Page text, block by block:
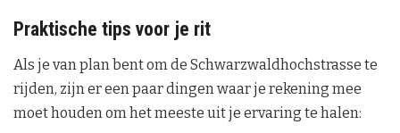
Praktische tips voor je rit
Als je van plan bent om de Schwarzwaldhochstrasse te
rijden, zijn er een paar dingen waar je rekening mee
moet houden om het meeste uit je ervaring te halen: